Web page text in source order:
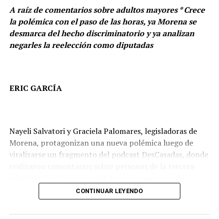
sólo queremos justicia: que lo que nace en nuestro
territorio pueda invertirse y verse reflejado en el día a
Durante el primer periodo ordinario asistió a 36 sesiones
ordinarias y dos solemnes, mientras que en el segundo
tres solemnes, además de acudir al periodo
A raíz de comentarios sobre adultos mayores * Crece
la polémica con el paso de las horas, ya Morena se
desmarca del hecho discriminatorio y ya analizan
negarles la reelección como diputadas
ERIC GARCÍA
Nayeli Salvatori y Graciela Palomares, legisladoras de
Morena, protagonizan una nueva polémica luego de
viralizarse un fragmento del podcast DesCasadas, donde
CONTINUAR LEYENDO